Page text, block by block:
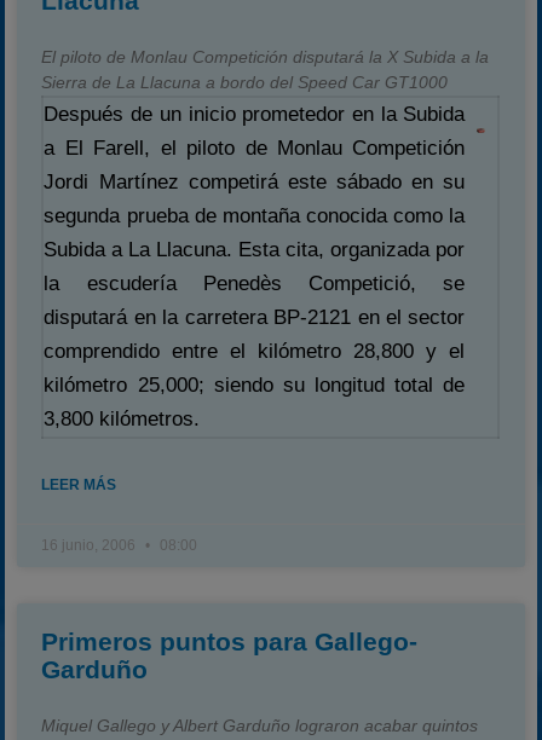
El piloto de Monlau Competición disputará la X Subida a la
Sierra de La Llacuna a bordo del Speed Car GT1000
Después de un inicio prometedor en la Subida
a El Farell, el piloto de Monlau Competición
Jordi Martínez competirá este sábado en su
segunda prueba de montaña conocida como la
Subida a La Llacuna. Esta cita, organizada por
la escudería Penedès Competició, se
disputará en la carretera BP-2121 en el sector
comprendido entre el kilómetro 28,800 y el
kilómetro 25,000; siendo su longitud total de
3,800 kilómetros.
LEER MÁS
16 junio, 2006 08:00
Primeros puntos para Gallego-
Garduño
Miquel Gallego y Albert Garduño lograron acabar quintos